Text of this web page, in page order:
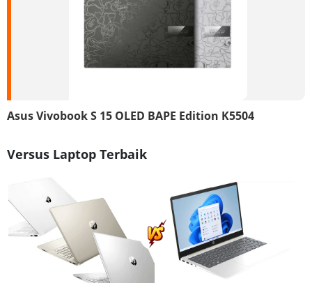
Asus Vivobook S 15 OLED BAPE Edition K5504
Versus Laptop Terbaik